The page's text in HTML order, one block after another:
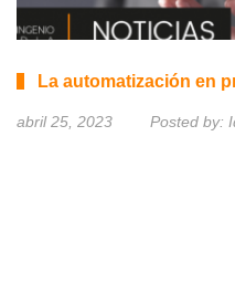
La automatización en
abril 25, 2023 Posted by: